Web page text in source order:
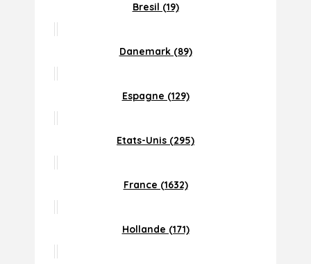
Bresil (19)
Danemark (89)
Espagne (129)
Etats-Unis (295)
France (1632)
Hollande (171)